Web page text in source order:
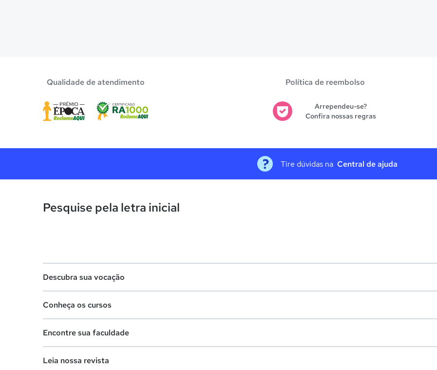
Qualidade de atendimento Política de reembolso
Arrependeu-se?
Confira nossas regras
Tire dúvidas na Central de ajuda
Pesquise pela letra inicial
Descubra sua vocação
Lista de profissões
Conheça os cursos
Cursos de graduação
Encontre sua faculdade
Leia nossa revista